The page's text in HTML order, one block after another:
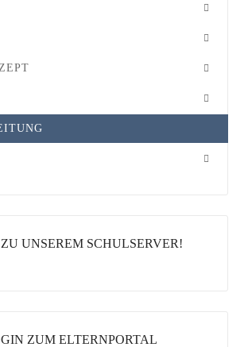
UNSEREM SCHULSERVER!
ZUM ELTERNPORTAL